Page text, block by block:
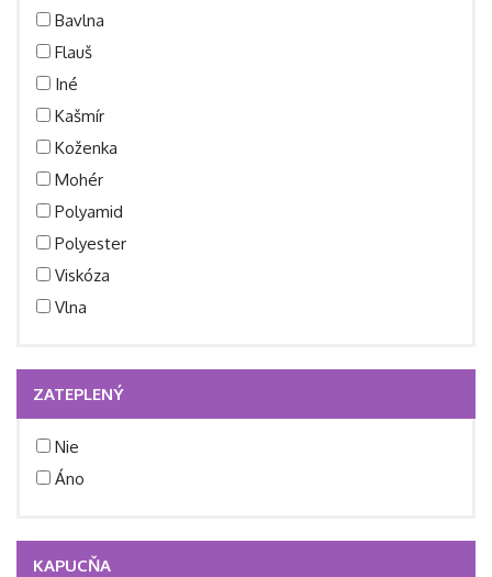
Bavlna
Flauš
Iné
Kašmír
Koženka
Mohér
Polyamid
Polyester
Viskóza
Vlna
ZATEPLENÝ
Nie
Áno
KAPUCŇA